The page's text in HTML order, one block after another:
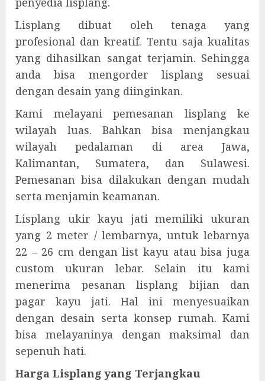
Lisplang dibuat oleh tenaga yang
profesional dan kreatif. Tentu saja kualitas
yang dihasilkan sangat terjamin. Sehingga
anda bisa mengorder lisplang sesuai
dengan desain yang diinginkan.
Kami melayani pemesanan lisplang ke
wilayah luas. Bahkan bisa menjangkau
wilayah pedalaman di area Jawa,
Kalimantan, Sumatera, dan Sulawesi.
Pemesanan bisa dilakukan dengan mudah
serta menjamin keamanan.
Lisplang ukir kayu jati memiliki ukuran
yang 2 meter / lembarnya, untuk lebarnya
22 – 26 cm dengan list kayu atau bisa juga
custom ukuran lebar. Selain itu kami
menerima pesanan lisplang bijian dan
pagar kayu jati. Hal ini menyesuaikan
dengan desain serta konsep rumah. Kami
bisa melayaninya dengan maksimal dan
sepenuh hati.
Harga Lisplang yang Terjangkau